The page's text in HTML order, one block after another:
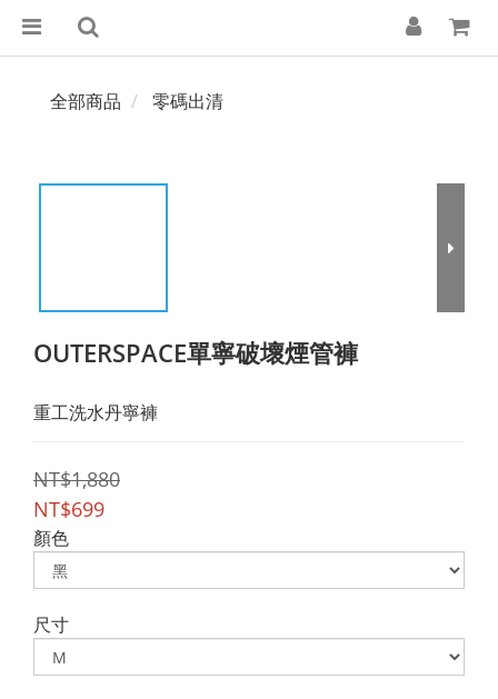
全部商品 零碼出清
OUTERSPACE單寧破壞煙管褲
重工洗水丹寧褲
NT$1,880
NT$699
顏色
尺寸